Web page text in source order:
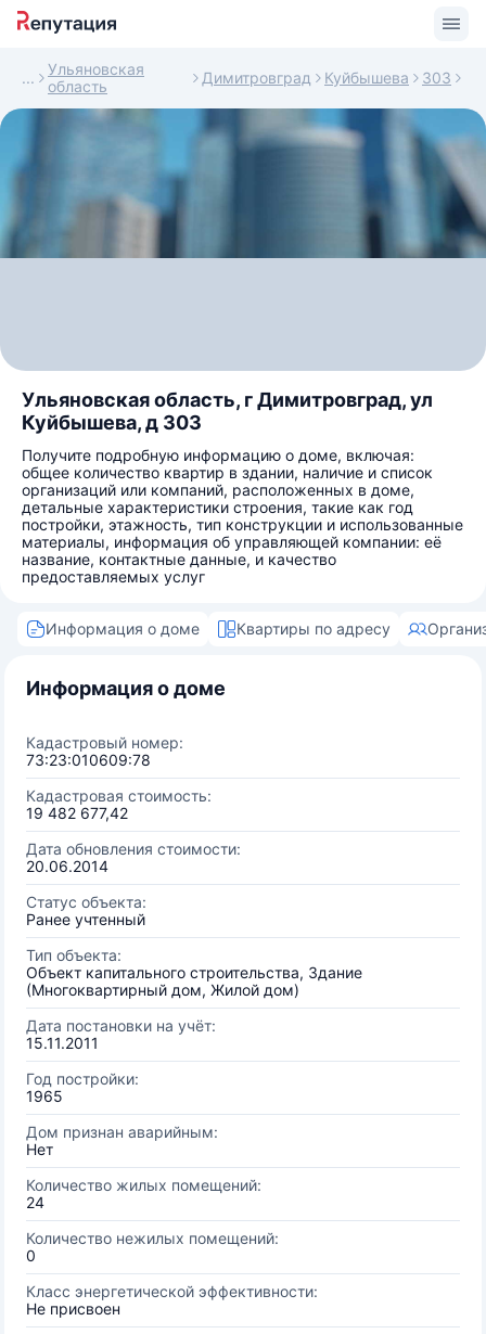
Ульяновская
область
Димитровград Куйбышева 303
Ульяновская область, г Димитровград, ул
Куйбышева, д 303
Получите подробную информацию о доме, включая:
общее количество квартир в здании, наличие и список
организаций или компаний, расположенных в доме,
детальные характеристики строения, такие как год
постройки, этажность, тип конструкции и использованные
материалы, информация об управляющей компании: её
название, контактные данные, и качество
предоставляемых услуг
Информация о доме Квартиры по адресу
Информация о доме
Кадастровый номер:
73:23:010609:78
Кадастровая стоимость:
19 482 677,42
Дата обновления стоимости:
20.06.2014
Статус объекта:
Ранее учтенный
Тип объекта:
Объект капитального строительства, Здание
(Многоквартирный дом, Жилой дом)
Дата постановки на учёт:
15.11.2011
Год постройки:
1965
Дом признан аварийным:
Нет
Количество жилых помещений:
24
Количество нежилых помещений:
0
Класс энергетической эффективности:
Не присвоен